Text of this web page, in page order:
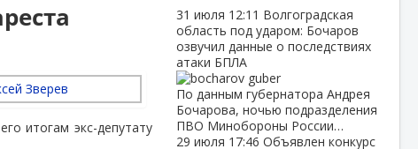
итогам экс-депутату
31 июля 12:11 Волгоградская
область под ударом: Бочаров
озвучил данные о последствиях
атаки БПЛА
По данным губернатора Андрея
Бочарова, ночью подразделения
ПВО Минобороны России…
29 июля 17:46 Объявлен конкурс